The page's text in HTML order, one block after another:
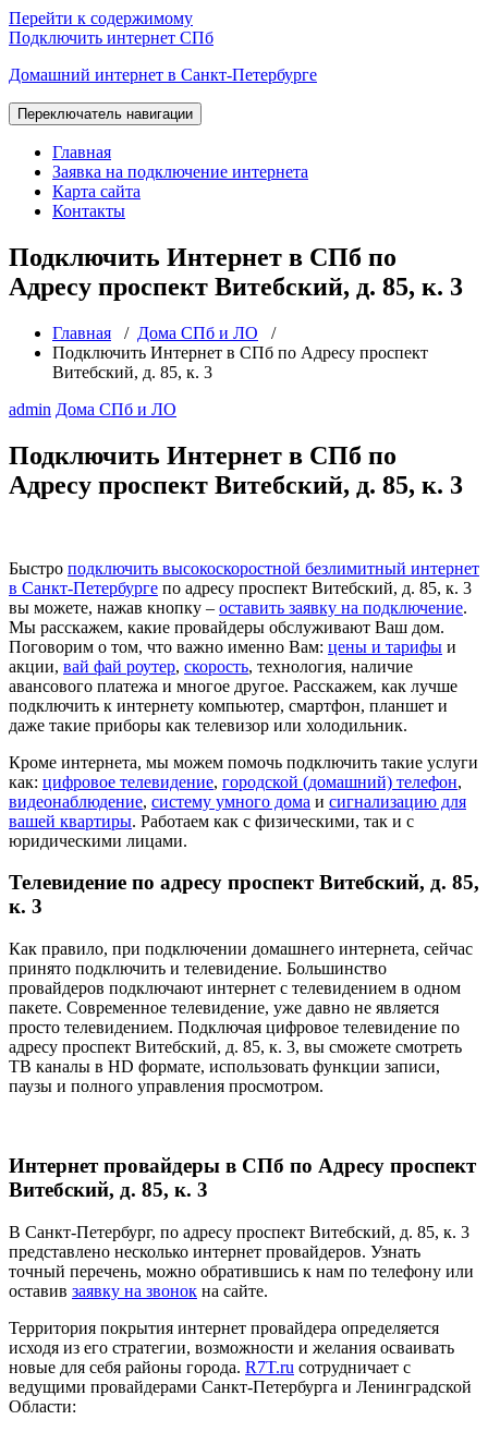
Перейти к содержимому
Подключить интернет СПб
Домашний интернет в Санкт-Петербурге
Переключатель навигации
Главная
Заявка на подключение интернета
Карта сайта
Контакты
Подключить Интернет в СПб по
Адресу проспект Витебский, д. 85, к. 3
Главная / Дома СПб и ЛО /
Подключить Интернет в СПб по Адресу проспект
Витебский, д. 85, к. 3
admin Дома СПб и ЛО
Подключить Интернет в СПб по
Адресу проспект Витебский, д. 85, к. 3
Быстро подключить высокоскоростной безлимитный интернет
в Санкт-Петербурге по адресу проспект Витебский, д. 85, к. 3
вы можете, нажав кнопку – оставить заявку на подключение.
Мы расскажем, какие провайдеры обслуживают Ваш дом.
Поговорим о том, что важно именно Вам: цены и тарифы и
акции, вай фай роутер, скорость, технология, наличие
авансового платежа и многое другое. Расскажем, как лучше
подключить к интернету компьютер, смартфон, планшет и
даже такие приборы как телевизор или холодильник.
Кроме интернета, мы можем помочь подключить такие услуги
как: цифровое телевидение, городской (домашний) телефон,
видеонаблюдение, систему умного дома и сигнализацию для
вашей квартиры. Работаем как с физическими, так и с
юридическими лицами.
Телевидение по адресу проспект Витебский, д. 85,
к. 3
Как правило, при подключении домашнего интернета, сейчас
принято подключить и телевидение. Большинство
провайдеров подключают интернет с телевидением в одном
пакете. Современное телевидение, уже давно не является
просто телевидением. Подключая цифровое телевидение по
адресу проспект Витебский, д. 85, к. 3, вы сможете смотреть
ТВ каналы в HD формате, использовать функции записи,
паузы и полного управления просмотром.
Интернет провайдеры в СПб по Адресу проспект
Витебский, д. 85, к. 3
В Санкт-Петербург, по адресу проспект Витебский, д. 85, к. 3
представлено несколько интернет провайдеров. Узнать
точный перечень, можно обратившись к нам по телефону или
оставив заявку на звонок на сайте.
Территория покрытия интернет провайдера определяется
исходя из его стратегии, возможности и желания осваивать
новые для себя районы города. R7T.ru сотрудничает с
ведущими провайдерами Санкт-Петербурга и Ленинградской
Области: